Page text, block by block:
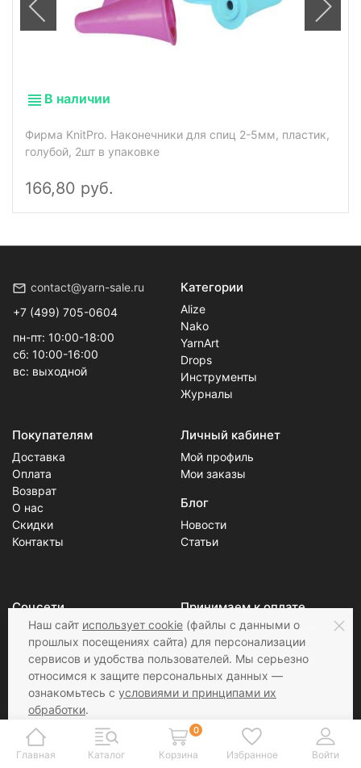
В наличии
Фирма KnitPro. Наконечники для спиц 2-5мм, пластик,
голубой, 2шт в упаковке
166,80 руб.
contact@yarn-sale.ru
+7 (499) 705-0604
пн-пт: 10:00-18:00
сб: 10:00-16:00
вс: выходной
Категории
Alize
Nako
YarnArt
Drops
Инструменты
Журналы
Покупателям
Доставка
Оплата
Возврат
О нас
Скидки
Контакты
Личный кабинет
Мой профиль
Мои заказы
Блог
Новости
Статьи
Соцсети Принимаем к оплате
@ 2019 yarn-sale.ru
Наш сайт использует cookie (файлы с данными о
прошлых посещениях сайта) для персонализации
сервисов и удобства пользователей. Мы серьезно
относимся к защите персональных данных —
ознакомьтесь с условиями и принципами их
обработки.
Вы можете запретить сохранение cookie в
настройках своего браузера.
Главная Каталог
0
Корзина Избранное Войти